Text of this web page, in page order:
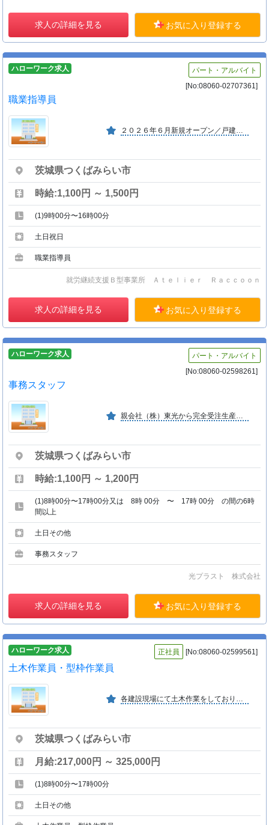
求人の詳細を見る お気に入り登録する
ハローワーク求人
パート・アルバイト
[No:08060-02707361]
職業指導員
２０２６年６月新規オープン／戸建て事業所 戸建て住宅を活用した小規模事業所のため落ち着いた家庭的な環境の中で利用者様一人ひとりに丁寧に関わる支援を行えます。
茨城県つくばみらい市
時給:1,100円 ～ 1,500円
(1)9時00分〜16時00分
土日祝日
職業指導員
就労継続支援Ｂ型事業所 Ａｔｅｌｉｅｒ Ｒａｃｃｏｏｎ
求人の詳細を見る お気に入り登録する
ハローワーク求人
パート・アルバイト
[No:08060-02598261]
事務スタッフ
親会社（株）東光から完全受注生産であり、大手コンビニ・量販店・各小売店へ全国規模で展開しています
茨城県つくばみらい市
時給:1,100円 ～ 1,200円
(1)8時00分〜17時00分又は 8時 00分 〜 17時 00分 の間の6時
間以上
土日その他
事務スタッフ
光プラスト 株式会社
求人の詳細を見る お気に入り登録する
ハローワーク求人 正社員 [No:08060-02599561]
土木作業員・型枠作業員
各建設現場にて土木作業をしております。県内・県外（関東圏）の現場に行き、道路・建築の外構工事を担当。 （ブロック積み、排水工事、Ｕ字溝設置等）
茨城県つくばみらい市
月給:217,000円 ～ 325,000円
(1)8時00分〜17時00分
土日その他